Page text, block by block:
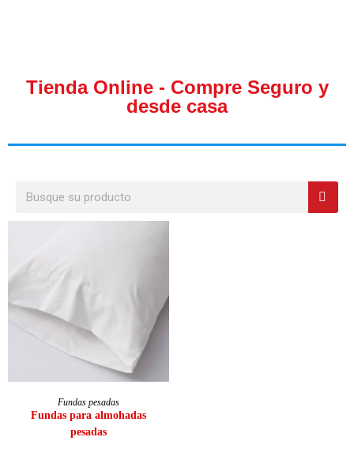
Tienda Online - Compre Seguro y
desde casa
AÑADIR AL CARRITO
Fundas pesadas
Fundas para almohadas
pesadas